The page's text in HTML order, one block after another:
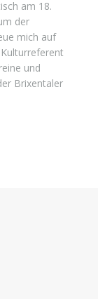
am 18.
der
mich auf
und
Brixentaler